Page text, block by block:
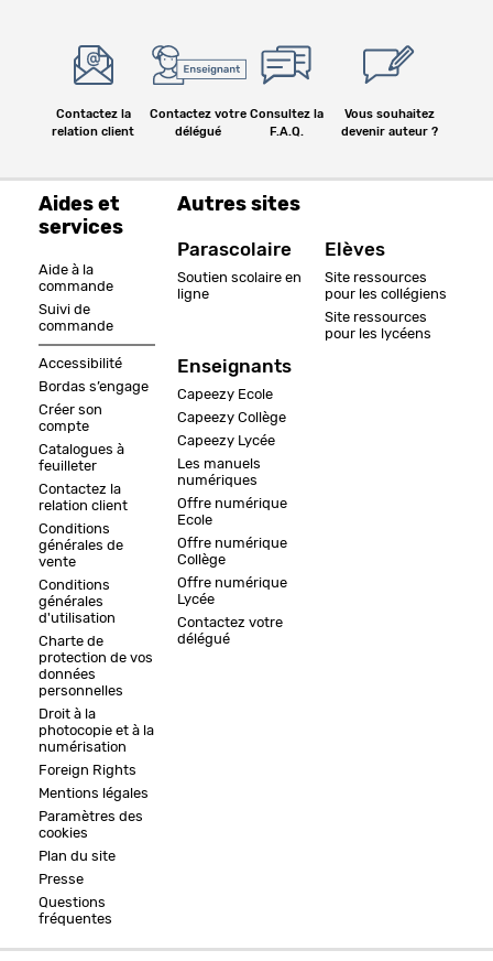
Contactez la
relation client
Contactez votre
délégué
Consultez la
F.A.Q.
Vous souhaitez
devenir auteur ?
Aides et
services
Aide à la
commande
Suivi de
commande
Accessibilité
Bordas s’engage
Créer son
compte
Catalogues à
feuilleter
Contactez la
relation client
Conditions
générales de
vente
Conditions
générales
d'utilisation
Charte de
protection de vos
données
personnelles
Droit à la
photocopie et à la
numérisation
Foreign Rights
Mentions légales
Paramètres des
cookies
Plan du site
Presse
Questions
fréquentes
Autres sites
Parascolaire
Soutien scolaire en
ligne
Enseignants
Capeezy Ecole
Capeezy Collège
Capeezy Lycée
Les manuels
numériques
Offre numérique
Ecole
Offre numérique
Collège
Offre numérique
Lycée
Contactez votre
délégué
Elèves
Site ressources
pour les collégiens
Site ressources
pour les lycéens